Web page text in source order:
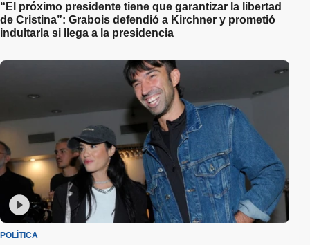
“El próximo presidente tiene que garantizar la libertad
de Cristina”: Grabois defendió a Kirchner y prometió
indultarla si llega a la presidencia
POLÍTICA